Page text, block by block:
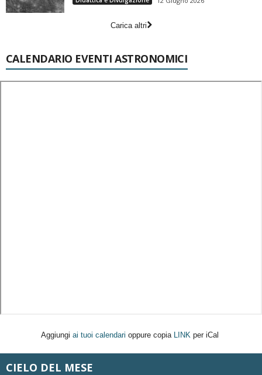
Carica altri
CALENDARIO EVENTI ASTRONOMICI
Aggiungi ai tuoi calendari oppure copia LINK per iCal
CIELO DEL MESE